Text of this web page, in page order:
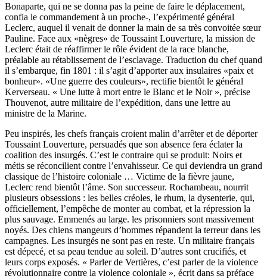
Bonaparte, qui ne se donna pas la peine de faire le déplacement,
confia le commandement à un proche-, l’expérimenté général
Leclerc, auquel il venait de donner la main de sa très convoitée sœur
Pauline. Face aux «nègres» de Toussaint Louverture, la mission de
Leclerc était de réaffirmer le rôle évident de la race blanche,
préalable au rétablissement de l’esclavage. Traduction du chef quand
il s’embarque, fin 1801 : il s’agit d’apporter aux insulaires «paix et
bonheur». «Une guerre des couleurs», rectifie bientôt le général
Kerverseau. « Une lutte à mort entre le Blanc et le Noir », précise
Thouvenot, autre militaire de l’expédition, dans une lettre au
ministre de la Marine.
Peu inspirés, les chefs français croient malin d’arrêter et de déporter
Toussaint Louverture, persuadés que son absence fera éclater la
coalition des insurgés. C’est le contraire qui se produit: Noirs et
métis se réconcilient contre l’envahisseur. Ce qui deviendra un grand
classique de l’histoire coloniale … Victime de la fièvre jaune,
Leclerc rend bientôt l’âme. Son successeur. Rochambeau, nourrit
plusieurs obsessions : les belles créoles, le rhum, la dysenterie, qui,
officiellement, l’empêche de monter au combat, et la répression la
plus sauvage. Emmenés au large. les prisonniers sont massivement
noyés. Des chiens mangeurs d’hommes répandent la terreur dans les
campagnes. Les insurgés ne sont pas en reste. Un militaire français
est dépecé, et sa peau tendue au soleil. D’autres sont crucifiés, et
leurs corps exposés. « Parler de Vertières, c’est parler de la violence
révolutionnaire contre la violence coloniale », écrit dans sa préface